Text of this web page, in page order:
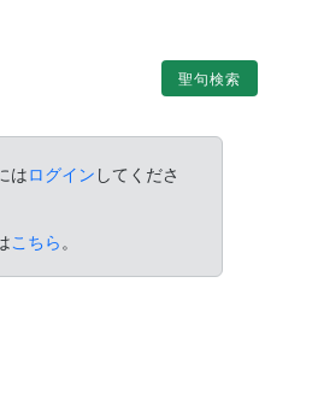
聖句検索
はログイン してくださ
こちら 。